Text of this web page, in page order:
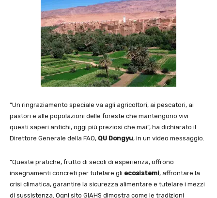
”Un ringraziamento speciale va agli agricoltori, ai pescatori, ai
pastori e alle popolazioni delle foreste che mantengono vivi
questi saperi antichi, oggi più preziosi che mai”, ha dichiarato il
Direttore Generale della FAO, QU Dongyu, in un video messaggio.
”Queste pratiche, frutto di secoli di esperienza, offrono
insegnamenti concreti per tutelare gli ecosistemi, affrontare la
crisi climatica, garantire la sicurezza alimentare e tutelare i mezzi
di sussistenza. Ogni sito GIAHS dimostra come le tradizioni